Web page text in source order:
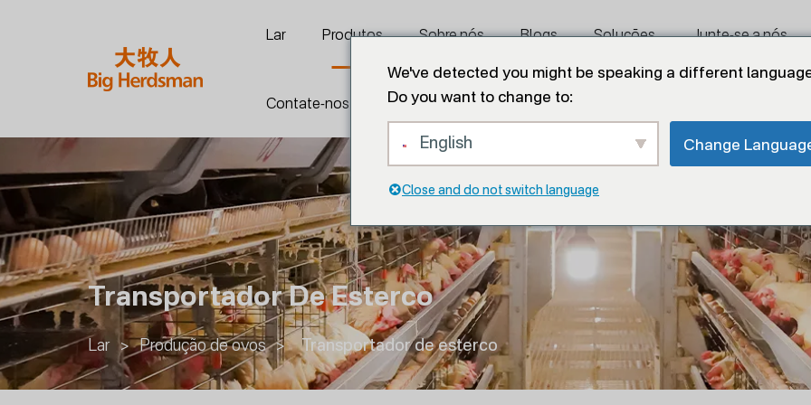
Lar Produtos Sobre nós Blogs Soluções Junte-se a nós
Contate-nos
Transportador De Esterco
Lar > Produção de ovos > Transportador de esterco
We've detected you might be speaking a different
Do you want to change to:
English Change
Close and do not switch language